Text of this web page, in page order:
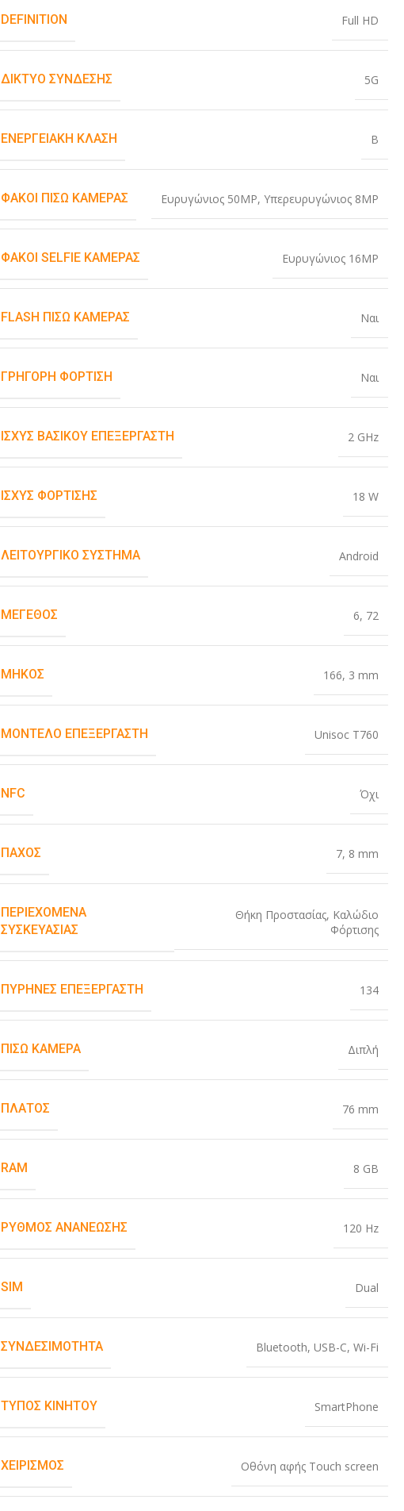
DEFINITION Full HD
ΔΊΚΤΥΟ ΣΎΝΔΕΣΗΣ 5G
ΕΝΕΡΓΕΙΑΚΉ ΚΛΆΣΗ B
ΦΑΚΟΊ ΠΊΣΩ ΚΆΜΕΡΑΣ Ευρυγώνιος 50MP, Υπερευρυγώνιος 8MP
ΦΑΚΟΊ SELFIE ΚΆΜΕΡΑΣ Ευρυγώνιος 16MP
FLASH ΠΊΣΩ ΚΆΜΕΡΑΣ Ναι
ΓΡΉΓΟΡΗ ΦΌΡΤΙΣΗ Ναι
ΙΣΧΎΣ ΒΑΣΙΚΟΎ ΕΠΕΞΕΡΓΑΣΤΉ 2 GHz
ΙΣΧΎΣ ΦΌΡΤΙΣΗΣ 18 W
ΛΕΙΤΟΥΡΓΙΚΌ ΣΎΣΤΗΜΑ Android
ΜΈΓΕΘΟΣ 6, 72
ΜΉΚΟΣ 166, 3 mm
ΜΟΝΤΈΛΟ ΕΠΕΞΕΡΓΑΣΤΉ Unisoc T760
NFC Όχι
ΠΆΧΟΣ 7, 8 mm
ΠΕΡΙΕΧΌΜΕΝΑ
ΣΥΣΚΕΥΑΣΊΑΣ
Θήκη Προστασίας, Καλώδιο
Φόρτισης
ΠΥΡΉΝΕΣ ΕΠΕΞΕΡΓΑΣΤΉ 134
ΠΊΣΩ ΚΆΜΕΡΑ Διπλή
ΠΛΆΤΟΣ 76 mm
RAM 8 GB
ΡΥΘΜΌΣ ΑΝΑΝΈΩΣΗΣ 120 Hz
SIM Dual
ΣΥΝΔΕΣΙΜΌΤΗΤΑ Bluetooth, USB-C, Wi-Fi
ΤΎΠΟΣ ΚΙΝΗΤΟΎ SmartPhone
ΧΕΙΡΙΣΜΌΣ Οθόνη αφής Touch screen